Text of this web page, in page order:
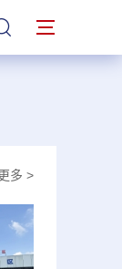
站內搜索
多 >